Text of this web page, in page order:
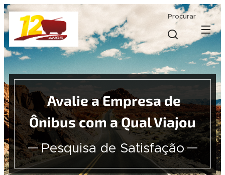
Procurar
Avalie a Empresa de
Ônibus com a Qual Viajou
Pesquisa de Satisfação